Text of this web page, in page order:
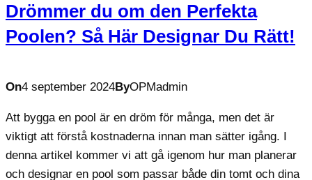
Drömmer du om den Perfekta
Poolen? Så Här Designar Du Rätt!
On4 september 2024ByOPMadmin
Att bygga en pool är en dröm för många, men det är
viktigt att förstå kostnaderna innan man sätter igång. I
denna artikel kommer vi att gå igenom hur man planerar
och designar en pool som passar både din tomt och dina